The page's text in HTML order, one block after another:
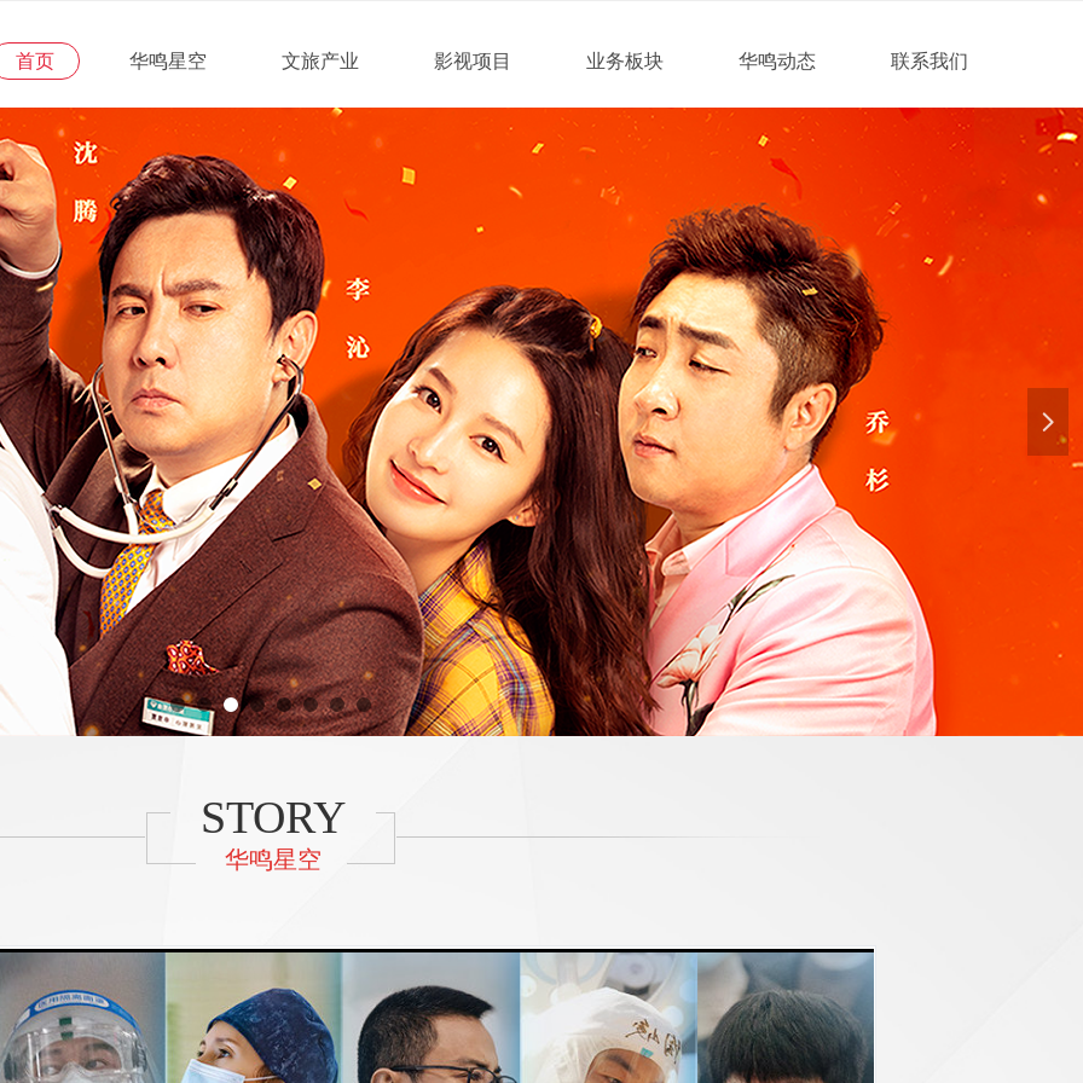
首页 华鸣星空 文旅产业 影视项目 业务板块 华鸣动态 联系我们
넲
STORY
华鸣星空